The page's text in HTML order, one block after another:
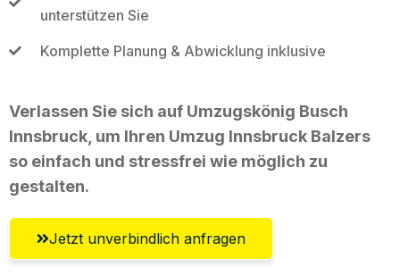
unterstützen Sie
Komplette Planung & Abwicklung inklusive
Verlassen Sie sich auf Umzugskönig Busch
Innsbruck, um Ihren Umzug Innsbruck Balzers
so einfach und stressfrei wie möglich zu
gestalten.
Jetzt unverbindlich anfragen